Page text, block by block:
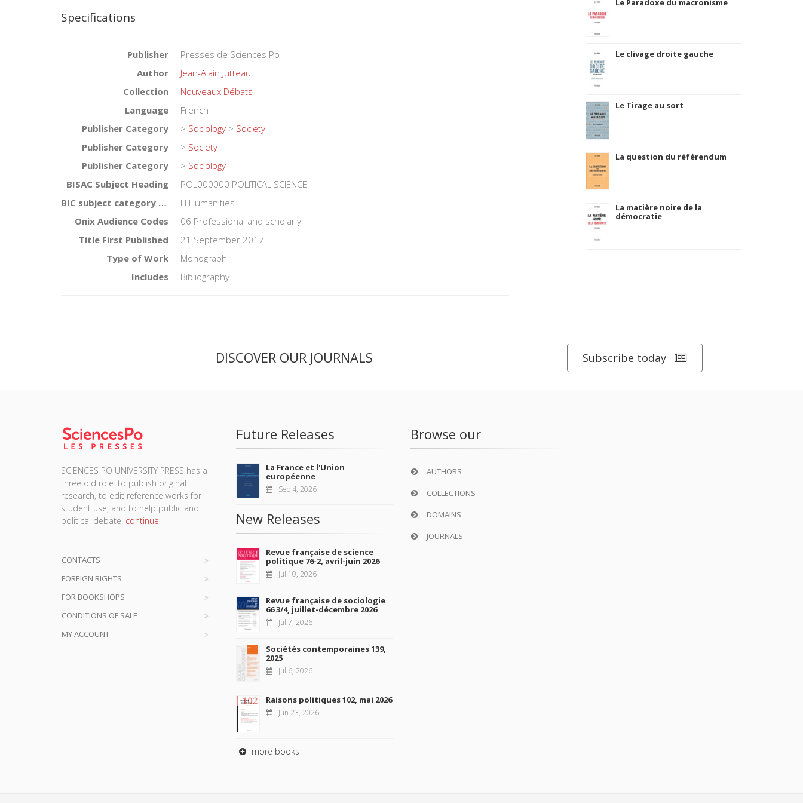
Specifications
Publisher
Presses de Sciences Po
Author
Jean-Alain Jutteau
Collection
Nouveaux Débats
Language
French
Publisher Category
> Sociology > Society
Publisher Category
> Society
Publisher Category
> Sociology
BISAC Subject Heading
POL000000 POLITICAL SCIENCE
BIC subject category (UK)
H Humanities
Onix Audience Codes
06 Professional and scholarly
Title First Published
21 September 2017
Type of Work
Monograph
Includes
Bibliography
Le clivage droite gauche
Le Tirage au sort
La question du référendum
La matière noire de la
démocratie
DISCOVER OUR JOURNALS Subscribe today
SCIENCES PO UNIVERSITY PRESS has a
threefold role: to publish original
research, to edit reference works for
student use, and to help public and
political debate. continue
CONTACTS
FOREIGN RIGHTS
FOR BOOKSHOPS
CONDITIONS OF SALE
MY ACCOUNT
Future Releases
La France et l'Union
européenne
Sep 4, 2026
New Releases
Revue française de science
politique 76-2, avril-juin 2026
Jul 10, 2026
Revue française de sociologie
66 3/4, juillet-décembre 2026
Jul 7, 2026
Sociétés contemporaines 139,
2025
Jul 6, 2026
Raisons politiques 102, mai 2026
Jun 23, 2026
more books
Browse our
AUTHORS
COLLECTIONS
DOMAINS
JOURNALS